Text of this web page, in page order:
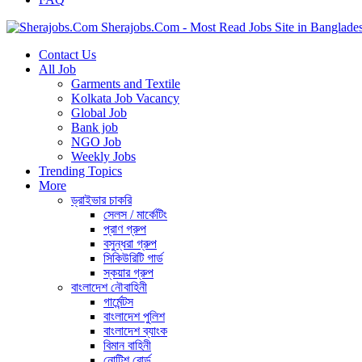
Sherajobs.Com - Most Read Jobs Site in
Contact Us
All Job
Garments and Textile
Kolkata Job Vacancy
Global Job
Bank job
NGO Job
Weekly Jobs
Trending Topics
More
ড্রাইভার চাকরি
সেলস / মার্কেটিং
প্রাণ গ্রুপ
বসুন্ধরা গ্রুপ
সিকিউরিটি গার্ড
স্কয়ার গ্রুপ
বাংলাদেশ নৌবাহিনী
গার্মেন্টস
বাংলাদেশ পুলিশ
বাংলাদেশ ব্যাংক
বিমান বাহিনী